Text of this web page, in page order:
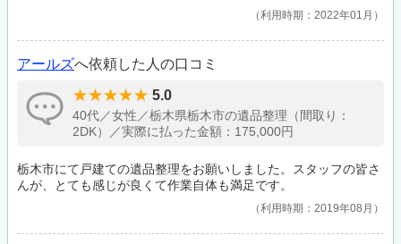
利用時期：2022年01月
アールズへ依頼した人の口コミ
5.0
40代／女性／栃木県栃木市の遺品整理（間取り：
2DK）／実際に払った金額：175,000円
栃木市にて戸建ての遺品整理をお願いしました。スタッフの皆さ
んが、とても感じが良くて作業自体も満足です。
利用時期：2019年08月